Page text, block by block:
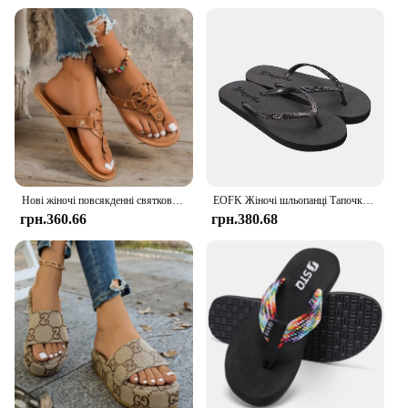
Performance and Property: Lightweight and
comfortable, ensuring all-day wearability
Shape or Size or Weight or Quantity: Available in
standard sizes with a minimalist, streamlined
silhouette
Applicable People: Women seeking stylish,
functional footwear for various occasions
Features:
|Wholesale|Vendors|
**Unmatched Comfort and Style**
The Havaianas Slim Women Sandals are the epitome
of comfort and style, crafted from high-quality
rubber that provides a soft, flexible fit. The sleek,
slim profile of these sandals makes them a versatile
addition to any wardrobe, whether you're lounging
by the pool or enjoying a casual day out. The classic
Havaianas flip-flop design ensures that these
sandals are not only stylish but also practical,
offering a secure fit that stays in place with every
step.
Нові жіночі повсякденні святкові шльопанці Пляжні жіночі тапочки на плоскій підошві великого розміру Дизайнерське взуття Тапочки Botas De Mujer
грн.360.66
EOFK Жіночі шльопанці Тапочки Літо 2021. Мода на відкритому повітрі Bling Жіноче взуття Тапочки Пляжні літні шльопанці Сандалії EVA TPU
грн.380.68